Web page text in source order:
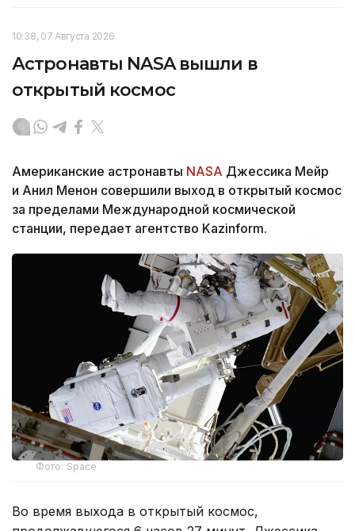
10:38, 07 Августа 2026
Астронавты NASA вышли в
открытый космос
Американские астронавты NASA Джессика Мейр
и Анил Менон совершили выход в открытый космос
за пределами Международной космической
станции, передает агентство Kazinform.
Фото: Space
Во время выхода в открытый космос,